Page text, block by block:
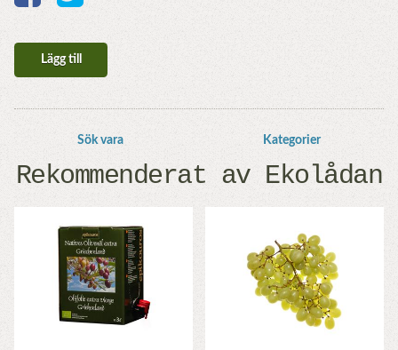
Lägg till
Sök vara Kategorier
Rekommenderat av Ekolådan